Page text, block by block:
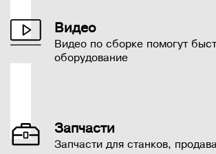
Видео
Видео по сборке помогут
оборудование
Запчасти
Запчасти для станков,